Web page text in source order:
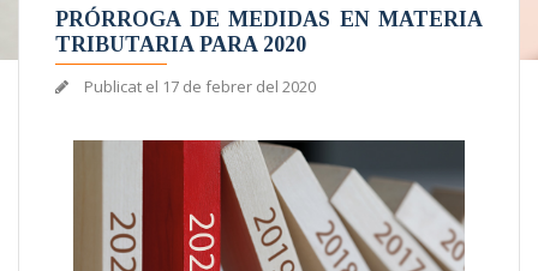
PRÓRROGA DE MEDIDAS EN MATERIA
TRIBUTARIA PARA 2020
Publicat el 17 de febrer del 2020